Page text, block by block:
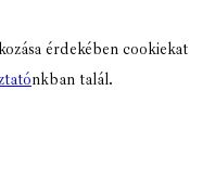
érdekében cookiekat
nkban talál.